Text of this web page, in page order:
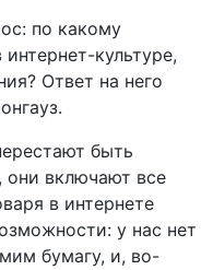
по какому
культуре,
Ответ на него
быть
они включают все
в интернете
у нас нет
бумагу, и, во-